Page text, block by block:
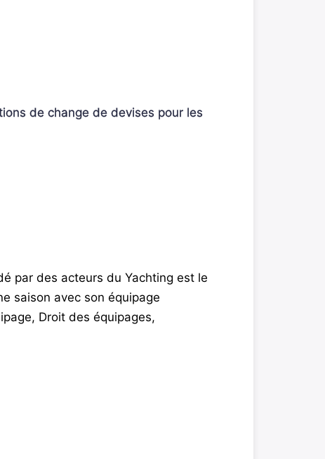
de change de devises pour les
par des acteurs du Yachting est le
saison avec son équipage
Droit des équipages,